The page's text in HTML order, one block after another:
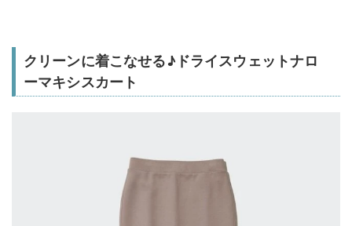
クリーンに着こなせる♪ドライスウェットナロ
ーマキシスカート